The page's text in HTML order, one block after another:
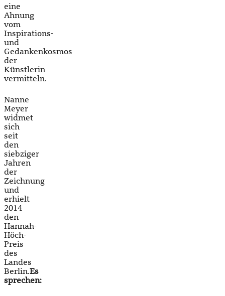
eine
Ahnung
vom
Inspirations-
und
Gedankenkosmos
der
Künstlerin
vermitteln.
Nanne
Meyer
widmet
sich
seit
den
siebziger
Jahren
der
Zeichnung
und
erhielt
2014
den
Hannah-
Höch-
Preis
des
Landes
Berlin.Es
sprechen: